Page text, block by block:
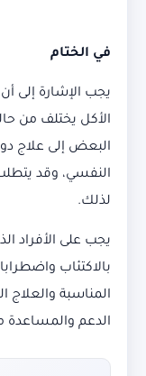
في الختام
يجب الإشارة إلى
الأكل يختلف من
البعض إلى علاج
النفسي، وقد
لذلك.
يجب على الأفراد
بالاكتئاب
المناسبة
الدعم